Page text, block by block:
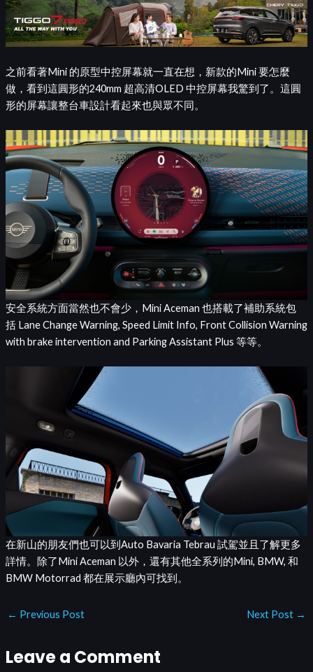
之前看著Mini 的原型中控屏幕就一直在想，新款的Mini 要怎麼
做，看到這圓形的240mm 超高清OLED 中控屏幕我驚到了。這圓
形的屏幕讓整台車設計看起來也與眾不同。
安全系統方面當然也不會少，Mini Aceman 也搭載了補助系統包
括 Lane Change Warning, Speed Limit Info, Front Collision Warning
with brake intervention and Parking Assistant Plus 等等。
在新山的朋友們也可以到Auto Bavaria Tebrau 試駕並且了解更多
詳情。除了Mini Aceman 以外，還有其他全系列的Mini, BMW, 和
BMW Motorrad 都在展示廳內可找到。
← Previous Post Next Post →
Leave a Comment